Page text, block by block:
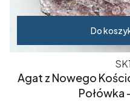
Do
Agat z Nowego
Połówka